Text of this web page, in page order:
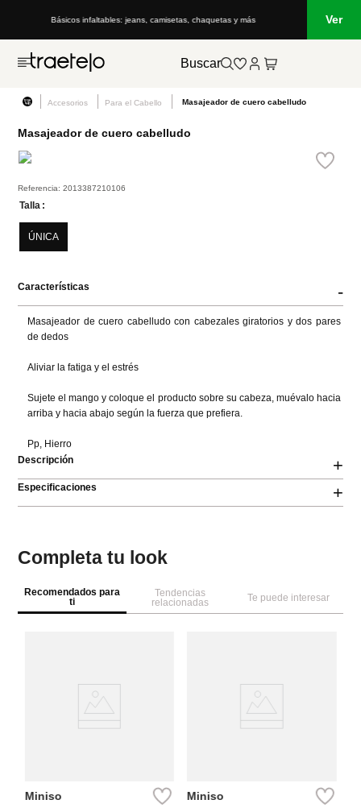
Básicos infaltables: jeans, camisetas, chaquetas y más Ver
Buscar
Accesorios Para el Cabello Masajeador de cuero cabelludo
Masajeador de cuero cabelludo
Referencia:2013387210106
Talla
ÚNICA
Características -
Masajeador de cuero cabelludo con cabezales giratorios y dos pares
de dedos
Aliviar la fatiga y el estrés
Sujete el mango y coloque el producto sobre su cabeza, muévalo hacia
arriba y hacia abajo según la fuerza que prefiera.
Pp, Hierro
Descripción
+
Especificaciones +
Completa tu look
Recomendados para
ti
Tendencias
relacionadas
Te puede interesar
Miniso
Miniso